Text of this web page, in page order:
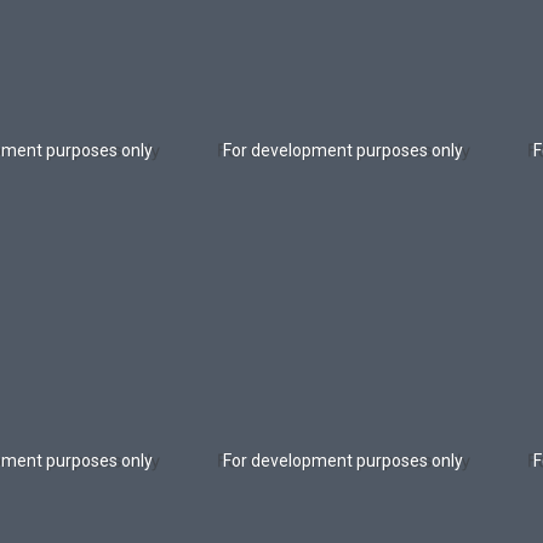
For development purposes only
For development purposes only
purposes only
purposes only